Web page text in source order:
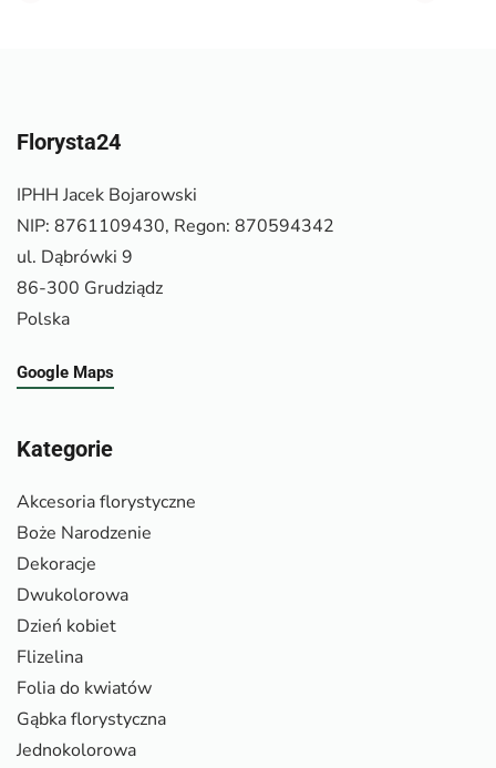
Florysta24
IPHH Jacek Bojarowski
NIP: 8761109430, Regon: 870594342
ul. Dąbrówki 9
86-300 Grudziądz
Polska
Google Maps
Kategorie
Akcesoria florystyczne
Boże Narodzenie
Dekoracje
Dwukolorowa
Dzień kobiet
Flizelina
Folia do kwiatów
Gąbka florystyczna
Jednokolorowa